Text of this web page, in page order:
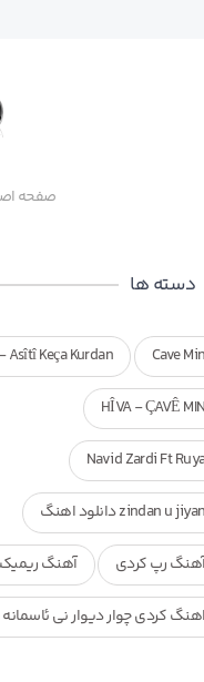
صفحه
دسته ها
Cave Min
Asîtî Keça Kurdan
HÎVA - ÇAVÊ MIN
Navid Zardi Ft
zindan u jiyan دانلود اهنگ
رپ کردی آهنگ
اهنگ کردی چوار دیوار نی